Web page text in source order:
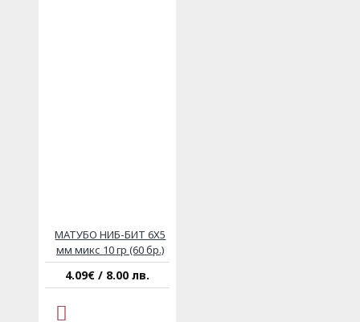
МАТУБО НИБ-БИТ 6Х5
мм микс 10 гр (60 бр.)
4.09€ / 8.00 лв.